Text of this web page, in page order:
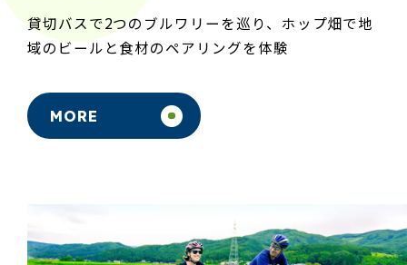
貸切バスで2つのブルワリーを巡り、ホップ畑で地
域のビールと食材のペアリングを体験
MORE